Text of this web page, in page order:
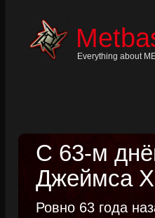
Everything about
С 63-м
Джеймса
Ровно 63 года